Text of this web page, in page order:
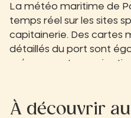
La météo maritime de
temps réel sur les sites
capitainerie. Des cartes
détaillés du port sont
préparer votre
À découvrir